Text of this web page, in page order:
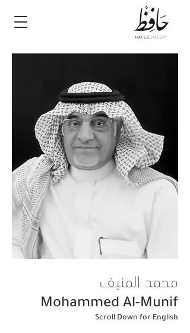
محمد المنيف
Mohammed Al-Munif
Scroll Down for English